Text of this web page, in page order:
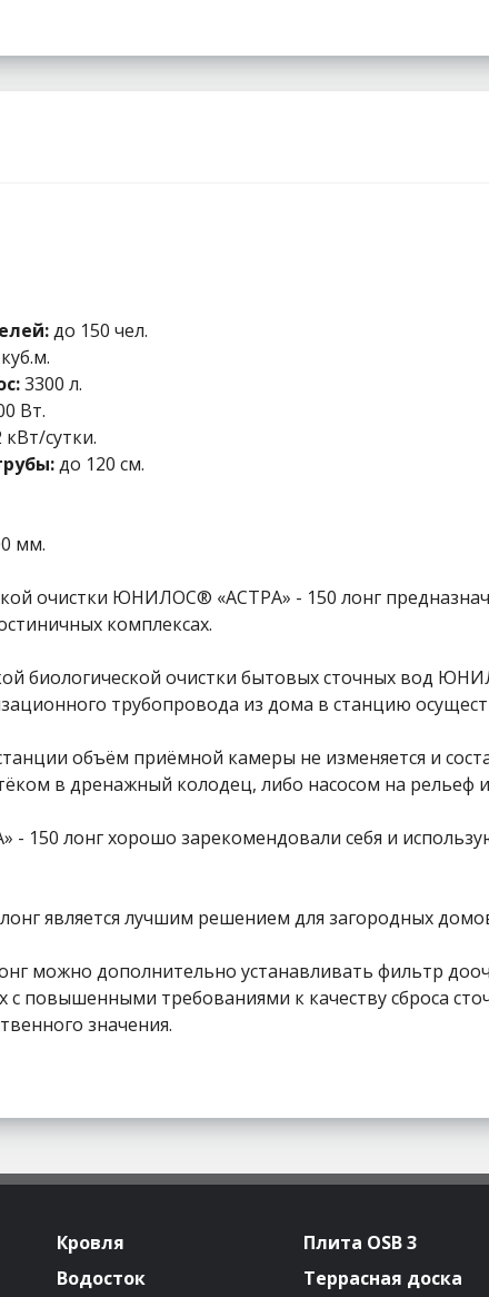
:до 150 чел.
:3300 л.
Вт.
кВт/сутки.
:до 120 см.
мм.
очистки ЮНИЛОС® «АСТРА» - 150 лонг
комплексах.
биологической очистки бытовых сточных вод
трубопровода из дома в станцию
объём приёмной камеры не изменяется и
в дренажный колодец, либо насосом на рельеф
лонг хорошо зарекомендовали себя и
является лучшим решением для загородных
можно дополнительно устанавливать фильтр
с повышенными требованиями к качеству сброса
значения.
Кровля
Водосток
Плита OSB 3
Террасная доска